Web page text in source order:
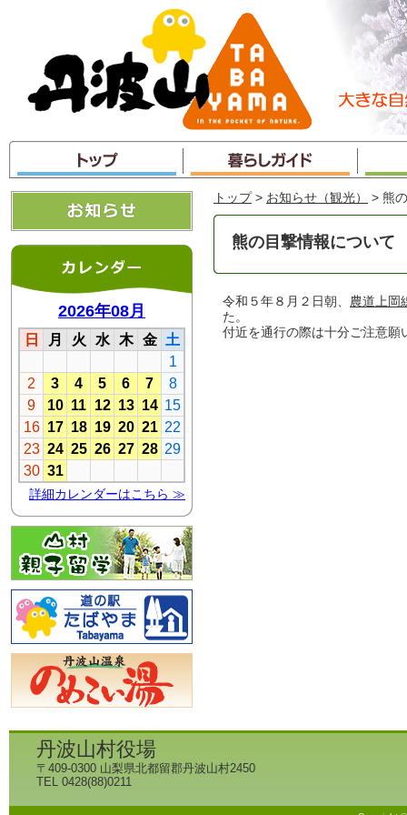
ャ
ン
プ
トップ > お知らせ（観光） > 熊
熊の目撃情報について
令和５年８月２日朝、 農道上岡
た。
付近を通行の際は十分ご注意願
丹波山村役場
〒409-0300 山梨県北都留郡丹波山村2450
TEL 0428(88)0211